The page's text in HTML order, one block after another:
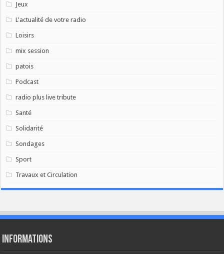
Jeux
L'actualité de votre radio
Loisirs
mix session
patois
Podcast
radio plus live tribute
Santé
Solidarité
Sondages
Sport
Travaux et Circulation
Informations